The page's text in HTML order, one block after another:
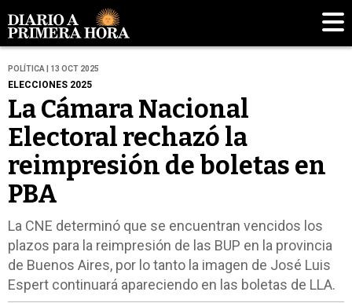
POLÍTICA | 13 OCT 2025
ELECCIONES 2025
La Cámara Nacional
Electoral rechazó la
reimpresión de boletas en
PBA
La CNE determinó que se encuentran vencidos los
plazos para la reimpresión de las BUP en la provincia
de Buenos Aires, por lo tanto la imagen de José Luis
Espert continuará apareciendo en las boletas de LLA.